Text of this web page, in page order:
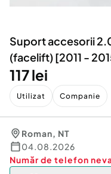
Suport accesorii
(facelift) [2011 -
117 lei
Utilizat Companie
Roman, NT
04.08.2026
Număr de telefon